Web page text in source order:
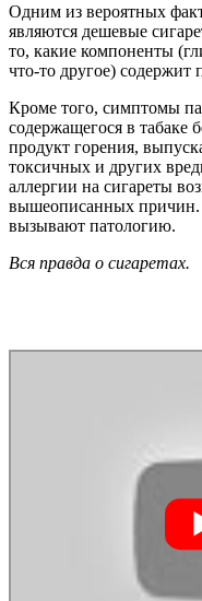
Одним из вероятных
являются дешевые
то, какие компоненты
что-то другое) содержит
Кроме того, симптомы
содержащегося в табаке
продукт горения,
токсичных и других
аллергии на сигареты
вышеописанных причин.
вызывают патологию.
Вся правда о сигаретах.